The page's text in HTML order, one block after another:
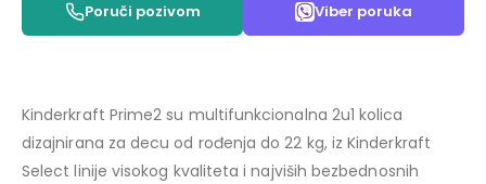
Poruči pozivom Viber poruka
Kinderkraft Prime2 su multifunkcionalna 2u1 kolica
dizajnirana za decu od rođenja do 22 kg, iz Kinderkraft
Select linije visokog kvaliteta i najviših bezbednosnih